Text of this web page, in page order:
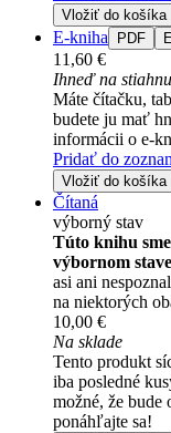
Vložiť do košíka
E-kniha PDF
11,60 €
Ihneď na
Máte čítačku,
budete ju mať
informácii o e-
Pridať do
Vložiť do košíka
Čítaná
výborný stav
Túto knihu
výbornom
asi ani
na niektorých
10,00 €
Na sklade
Tento produkt
iba posledné
možné, že bude
ponáhľajte sa!